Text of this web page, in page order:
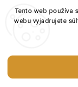
Tento web používa
webu vyjadrujete